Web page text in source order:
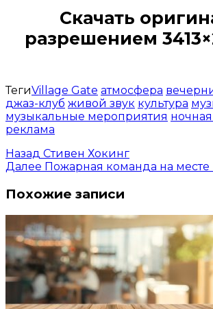
Скачать
разрешением
ТегиVillage Gate атмосфера
джаз-клуб живой звук культура
музыкальные мероприятия
реклама
Назад Стивен Хокинг
Далее Пожарная команда на
Похожие записи